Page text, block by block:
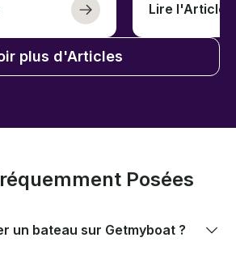
Lire l'Article
plus d'Articles
Posées
un bateau sur Getmyboat ?